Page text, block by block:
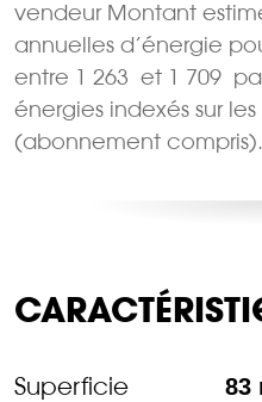
vendeur Montant
annuelles d’énergie
entre 1 263  et 1 709 
énergies indexés sur
(abonnement compris).
Superficie 83